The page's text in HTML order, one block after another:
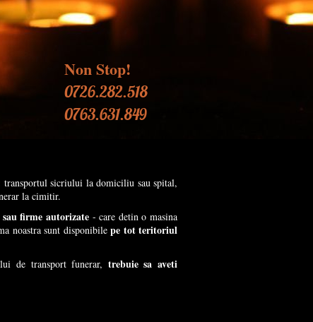
Non Stop!
0726.282.518
0763.631.849
sicriului la domiciliu sau spital,
la cimitir.
sau firme autorizate- care detin o masina
noastra sunt disponibilepe tot teritoriul
de transport funerar, trebuie sa aveti